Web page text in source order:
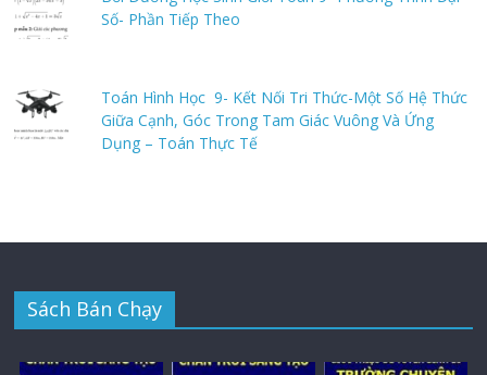
Số- Phần Tiếp Theo
Toán Hình Học 9- Kết Nối Tri Thức-Một Số Hệ Thức
Giữa Cạnh, Góc Trong Tam Giác Vuông Và Ứng
Dụng – Toán Thực Tế
Sách Bán Chạy